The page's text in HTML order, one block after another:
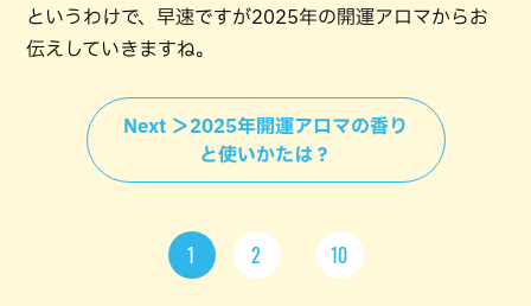
というわけで、早速ですが2025年の開運アロマからお
伝えしていきますね。
Next ＞2025年開運アロマの香り
と使いかたは？
1 2 10